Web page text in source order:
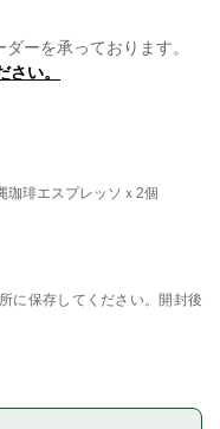
ーを承っております。
い。
珈琲エスプレッソｘ2個
に保存してください。開封後